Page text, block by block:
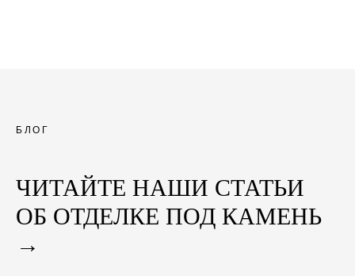
БЛОГ
ЧИТАЙТЕ НАШИ СТАТЬИ
ОБ ОТДЕЛКЕ ПОД КАМЕНЬ
→